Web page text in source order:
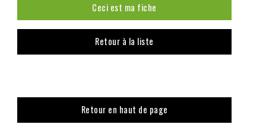
Ceci est ma fiche
Retour à la liste
Retour en haut de page